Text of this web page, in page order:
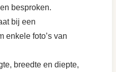
besproken.
bij een
enkele foto’s van
breedte en diepte,